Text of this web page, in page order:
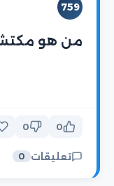
759
من هو
0
0
تعليقات 0